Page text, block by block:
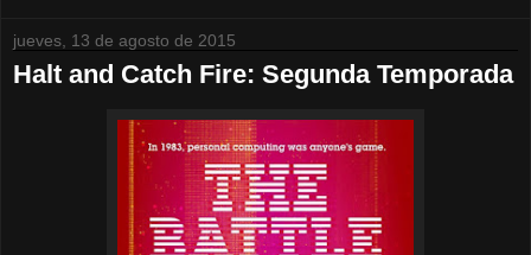
jueves, 13 de agosto de 2015
Halt and Catch Fire: Segunda Temporada